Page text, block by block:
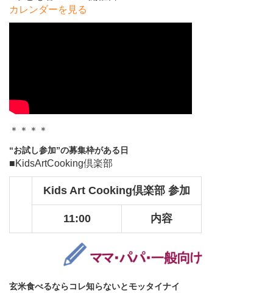
カレンダーを見る
＊＊＊＊
“お試し参加”の募集枠がある日
■KidsArtCooking倶楽部
Kids Art Cooking倶楽部 参加
11:00 内容
玄米食べるならコレ知らないとモッタイナイ